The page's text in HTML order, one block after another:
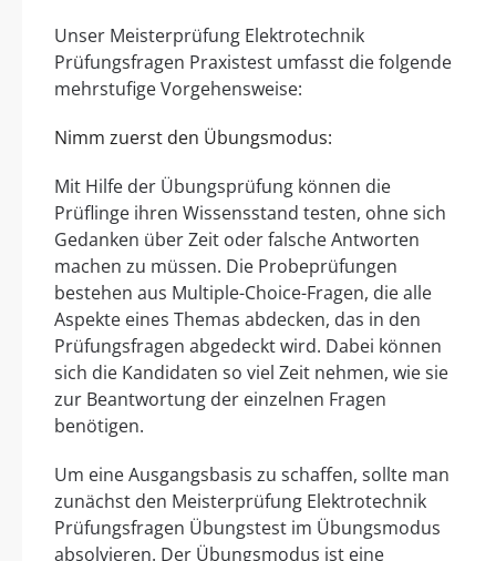
Unser Meisterprüfung Elektrotechnik
Prüfungsfragen Praxistest umfasst die folgende
mehrstufige Vorgehensweise:
Nimm zuerst den Übungsmodus:
Mit Hilfe der Übungsprüfung können die
Prüflinge ihren Wissensstand testen, ohne sich
Gedanken über Zeit oder falsche Antworten
machen zu müssen. Die Probeprüfungen
bestehen aus Multiple-Choice-Fragen, die alle
Aspekte eines Themas abdecken, das in den
Prüfungsfragen abgedeckt wird. Dabei können
sich die Kandidaten so viel Zeit nehmen, wie sie
zur Beantwortung der einzelnen Fragen
benötigen.
Um eine Ausgangsbasis zu schaffen, sollte man
zunächst den Meisterprüfung Elektrotechnik
Prüfungsfragen Übungstest im Übungsmodus
absolvieren. Der Übungsmodus ist eine